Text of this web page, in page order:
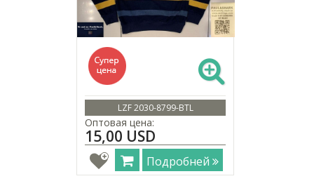
LZF 2030-8799-BTL
Оптовая цена:
15,00 USD
Подробней